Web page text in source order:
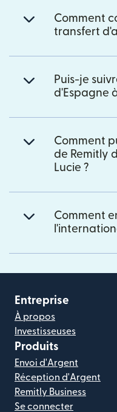
Comment
transfert
Puis-je
d'Espagne
Comment
de Remitly
Lucie ?
Comment
Entreprise
À propos
Investisseuses
Produits
Envoi d'Argent
Réception d'Argent
Remitly Business
Se connecter